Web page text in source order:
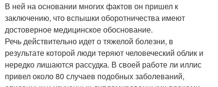
В ней на основании многих фактов он пришел к
заключению, что вспышки оборотничества имеют
достоверное медицинское обоснование.
Речь действительно идет о тяжелой болезни, в
результате которой люди теряют человеческий облик и
нередко лишаются рассудка. В своей работе ли иллис
привел около 80 случаев подобных заболеваний,